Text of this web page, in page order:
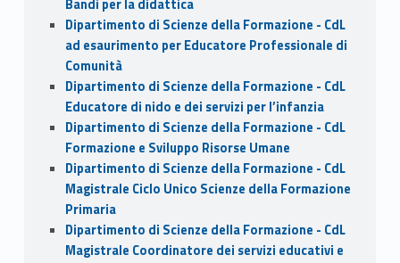
Bandi per la didattica
Dipartimento di Scienze della Formazione - CdL
ad esaurimento per Educatore Professionale di
Comunità
Dipartimento di Scienze della Formazione - CdL
Educatore di nido e dei servizi per l’infanzia
Dipartimento di Scienze della Formazione - CdL
Formazione e Sviluppo Risorse Umane
Dipartimento di Scienze della Formazione - CdL
Magistrale Ciclo Unico Scienze della Formazione
Primaria
Dipartimento di Scienze della Formazione - CdL
Magistrale Coordinatore dei servizi educativi e